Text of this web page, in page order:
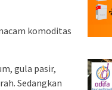
komoditas
gula pasir,
Sedangkan